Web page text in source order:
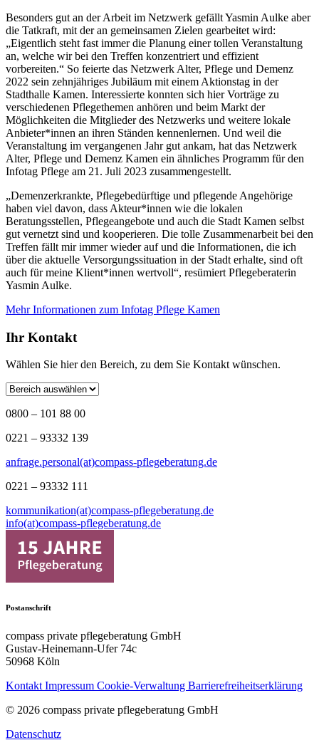
Besonders gut an der Arbeit im Netzwerk gefällt Yasmin Aulke aber
die Tatkraft, mit der an gemeinsamen Zielen gearbeitet wird:
„Eigentlich steht fast immer die Planung einer tollen Veranstaltung
an, welche wir bei den Treffen konzentriert und effizient
vorbereiten.“ So feierte das Netzwerk Alter, Pflege und Demenz
2022 sein zehnjähriges Jubiläum mit einem Aktionstag in der
Stadthalle Kamen. Interessierte konnten sich hier Vorträge zu
verschiedenen Pflegethemen anhören und beim Markt der
Möglichkeiten die Mitglieder des Netzwerks und weitere lokale
Anbieter*innen an ihren Ständen kennenlernen. Und weil die
Veranstaltung im vergangenen Jahr gut ankam, hat das Netzwerk
Alter, Pflege und Demenz Kamen ein ähnliches Programm für den
Infotag Pflege am 21. Juli 2023 zusammengestellt.
„Demenzerkrankte, Pflegebedürftige und pflegende Angehörige
haben viel davon, dass Akteur*innen wie die lokalen
Beratungsstellen, Pflegeangebote und auch die Stadt Kamen selbst
gut vernetzt sind und kooperieren. Die tolle Zusammenarbeit bei den
Treffen fällt mir immer wieder auf und die Informationen, die ich
über die aktuelle Versorgungssituation in der Stadt erhalte, sind oft
auch für meine Klient*innen wertvoll“, resümiert Pflegeberaterin
Yasmin Aulke.
Mehr Informationen zum Infotag Pflege Kamen
Ihr Kontakt
Wählen Sie hier den Bereich, zu dem Sie Kontakt wünschen.
0800 – 101 88 00
0221 – 93332 139
anfrage.personal(at)compass-pflegeberatung.de
0221 – 93332 111
kommunikation(at)compass-pflegeberatung.de
info(at)compass-pflegeberatung.de
Postanschrift
compass private pflegeberatung GmbH
Gustav-Heinemann-Ufer 74c
50968 Köln
Kontakt Impressum Cookie-Verwaltung Barrierefreiheitserklärung
© 2026 compass private pflegeberatung GmbH
Datenschutz